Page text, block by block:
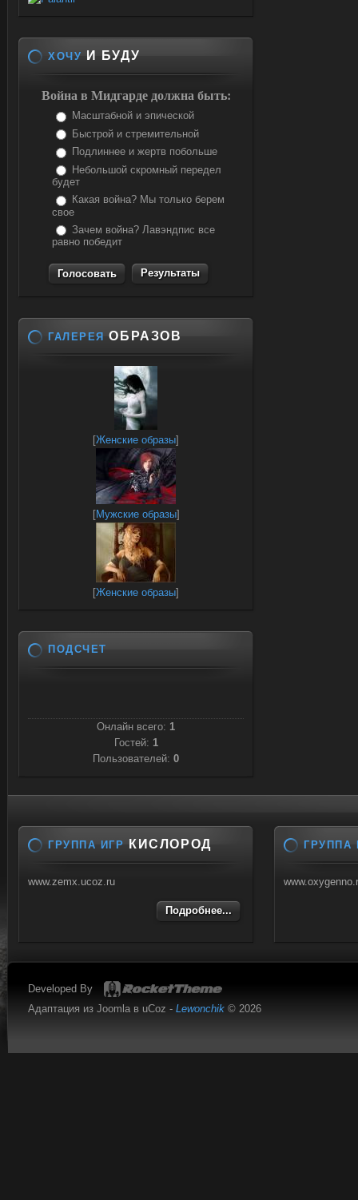
ХОЧУ И БУДУ
Война в Мидгарде должна быть:
Масштабной и эпической
Быстрой и стремительной
Подлиннее и жертв побольше
Небольшой скромный передел
будет
Какая война? Мы только берем
свое
Зачем война? Лавэндпис все
равно победит
Результаты
ГАЛЕРЕЯ ОБРАЗОВ
[Женские образы]
[Мужские образы]
[Женские образы]
ПОДСЧЕТ
Онлайн всего: 1
Гостей: 1
Пользователей: 0
ГРУППА ИГР КИСЛОРОД
www.zemx.ucoz.ru
Подробнее...
ГРУППА
Developed By
Адаптация из Joomla в uCoz - Lewonchik © 2026